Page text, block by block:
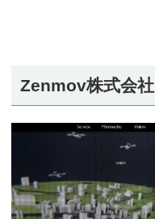
Zenmov株式会社